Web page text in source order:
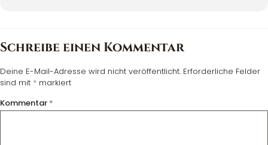
Schreibe einen Kommentar
Deine E-Mail-Adresse wird nicht veröffentlicht. Erforderliche Felder
sind mit * markiert
Kommentar *